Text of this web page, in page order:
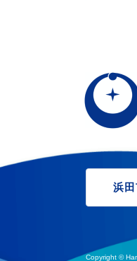
浜
Copyright ©